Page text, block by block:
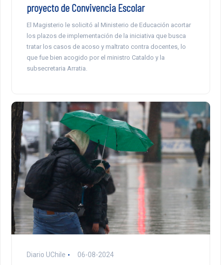
proyecto de Convivencia Escolar
El Magisterio le solicitó al Ministerio de Educación acortar
los plazos de implementación de la iniciativa que busca
tratar los casos de acoso y maltrato contra docentes, lo
que fue bien acogido por el ministro Cataldo y la
subsecretaria Arratia.
Diario UChile 06-08-2024